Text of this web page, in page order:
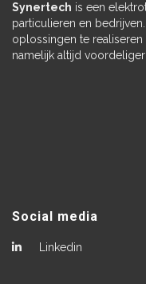
Synertech is een
particulieren en
oplossingen te
namelijk altijd
Social media
Linkedin